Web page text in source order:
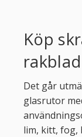
Köp
Det går
glasrutor
lim, kitt, fog,